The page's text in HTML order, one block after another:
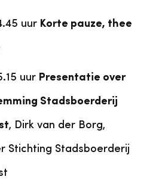
uur Korte pauze, thee
uur Presentatie over
Stadsboerderij
, Dirk van der Borg,
Stichting Stadsboerderij